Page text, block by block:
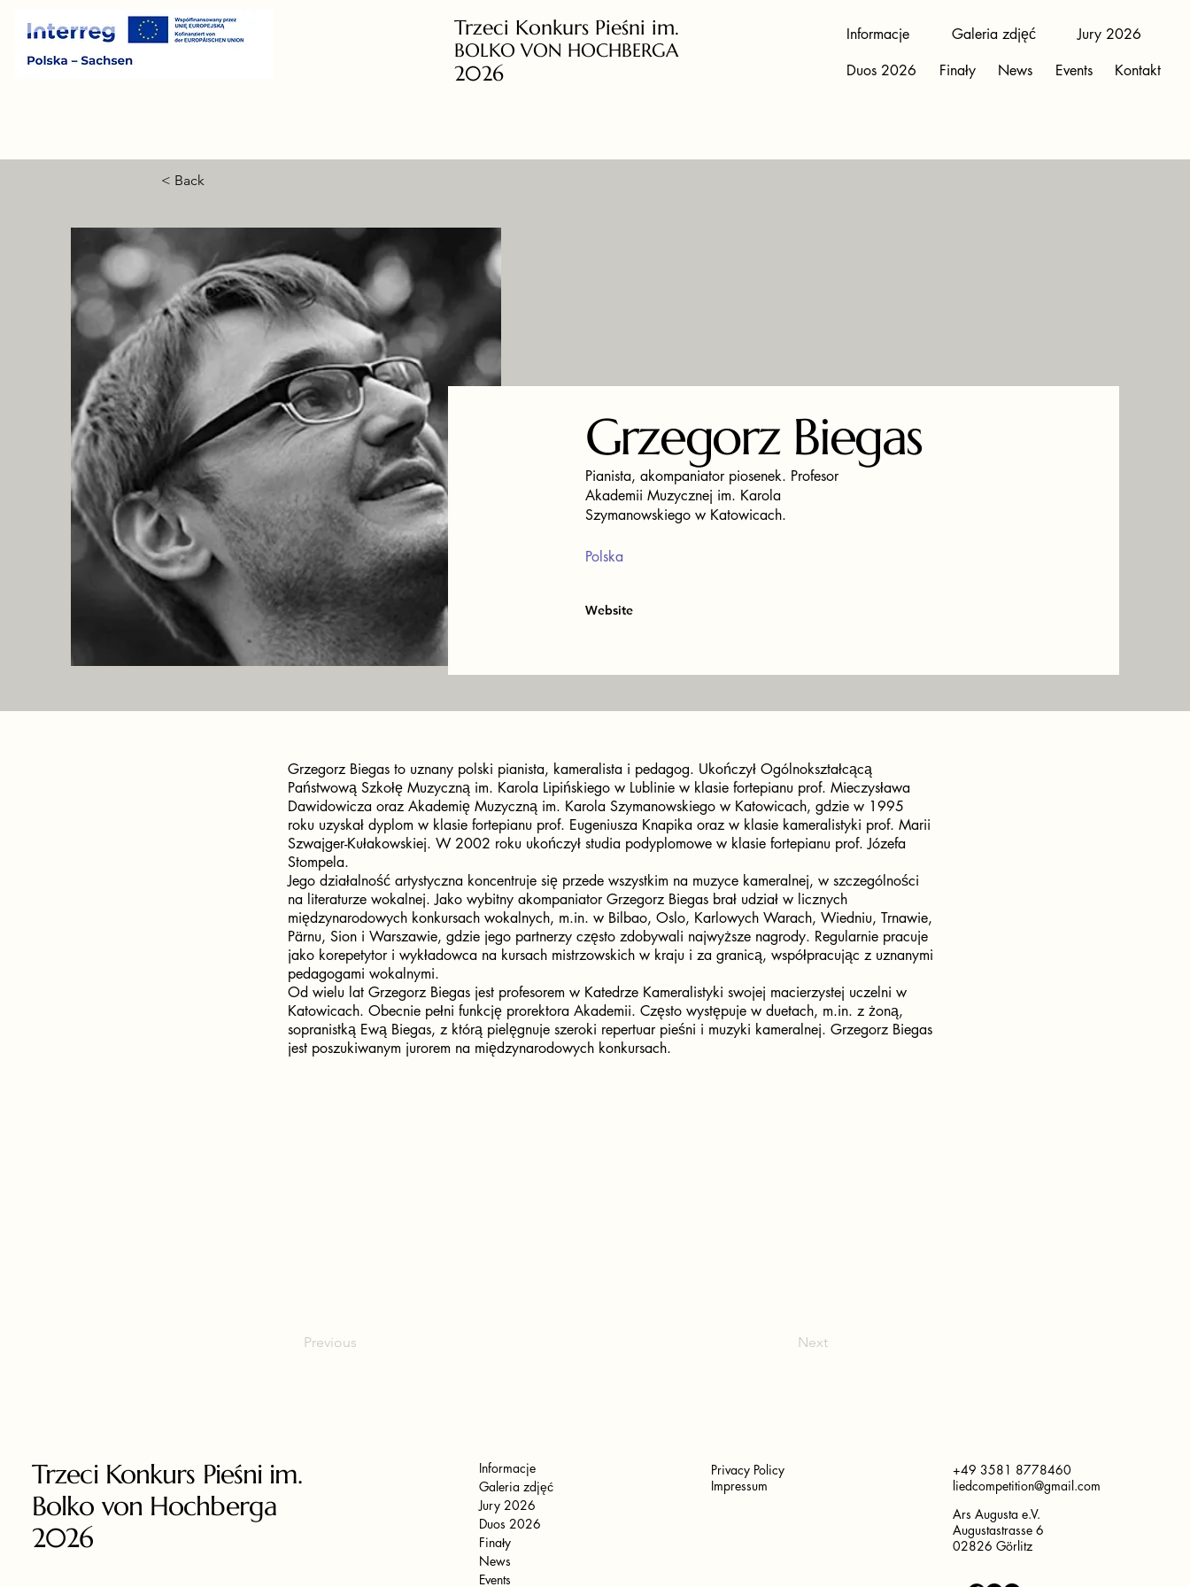
Trzeci Konkurs Pieśni im.
BOLKO VON HOCHBERGA
2026
Informacje Galeria zdjęć
Jury 2026
Duos 2026
Finały News Events Kontakt
< Back
Grzegorz Biegas
Pianista, akompaniator piosenek. Profesor
Akademii Muzycznej im. Karola
Szymanowskiego w Katowicach.
Polska
Website
Grzegorz Biegas to uznany polski pianista, kameralista i pedagog. Ukończył Ogólnokształcącą
Państwową Szkołę Muzyczną im. Karola Lipińskiego w Lublinie w klasie fortepianu prof. Mieczysława
Dawidowicza oraz Akademię Muzyczną im. Karola Szymanowskiego w Katowicach, gdzie w 1995
roku uzyskał dyplom w klasie fortepianu prof. Eugeniusza Knapika oraz w klasie kameralistyki prof. Marii
Szwajger-Kułakowskiej. W 2002 roku ukończył studia podyplomowe w klasie fortepianu prof. Józefa
Stompela.
Jego działalność artystyczna koncentruje się przede wszystkim na muzyce kameralnej, w szczególności
na literaturze wokalnej. Jako wybitny akompaniator Grzegorz Biegas brał udział w licznych
międzynarodowych konkursach wokalnych, m.in. w Bilbao, Oslo, Karlowych Warach, Wiedniu, Trnawie,
Pärnu, Sion i Warszawie, gdzie jego partnerzy często zdobywali najwyższe nagrody. Regularnie pracuje
jako korepetytor i wykładowca na kursach mistrzowskich w kraju i za granicą, współpracując z uznanymi
pedagogami wokalnymi.
Od wielu lat Grzegorz Biegas jest profesorem w Katedrze Kameralistyki swojej macierzystej uczelni w
Katowicach. Obecnie pełni funkcję prorektora Akademii. Często występuje w duetach, m.in. z żoną,
sopranistką Ewą Biegas, z którą pielęgnuje szeroki repertuar pieśni i muzyki kameralnej. Grzegorz Biegas
jest poszukiwanym jurorem na międzynarodowych konkursach.
Previous Next
Trzeci Konkurs Pieśni im.
Bolko von Hochberga
2026
Informacje
Galeria zdjęć
Jury 2026
Duos 2026
Finały
News
Events
Privacy Policy
Impressum
+49 3581 8778460
liedcompetition@gmail.com
Ars Augusta e.V.
Augustastrasse 6
02826 Görlitz